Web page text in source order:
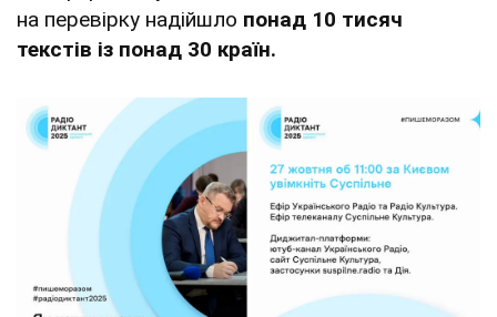
на перевірку надійшло понад 10 тисяч
текстів із понад 30 країн.